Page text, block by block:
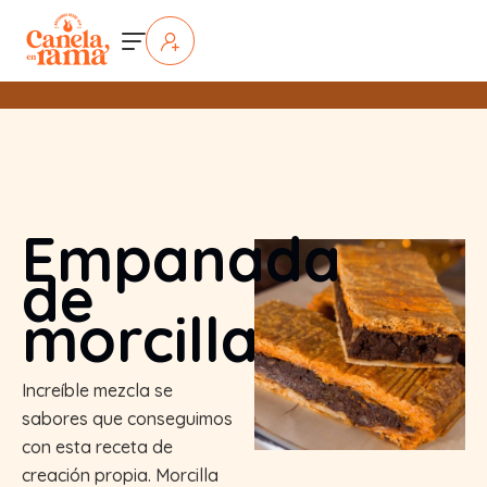
Empanada
de
morcilla
Increíble mezcla se
sabores que conseguimos
con esta receta de
creación propia. Morcilla